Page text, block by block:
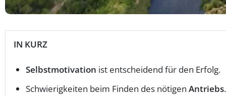
IN KURZ
Selbstmotivation ist entscheidend für den Erfolg.
Schwierigkeiten beim Finden des nötigen Antriebs.